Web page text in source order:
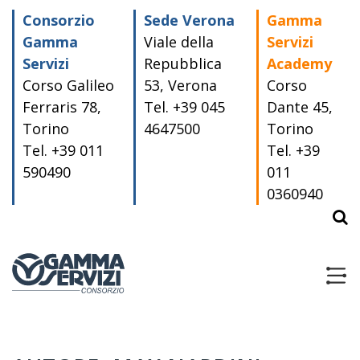
contentConsorzio
Gamma
Servizi
Corso Galileo
Ferraris 78,
Torino
Tel. +39 011
590490
Sede Verona
Viale della
Repubblica
53, Verona
Tel. +39 045
4647500
Gamma
Servizi
Academy
Corso
Dante 45,
Torino
Tel. +39
011
0360940